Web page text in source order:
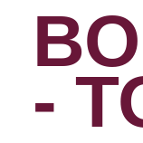
-